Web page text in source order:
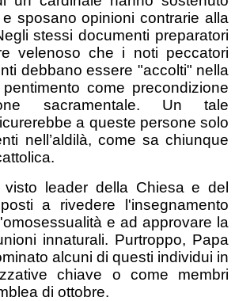
sposano opinioni contrarie alla
stessi documenti preparatori
velenoso che i noti peccatori
debbano essere "accolti" nella
come precondizione
sacramentale. Un tale
a queste persone solo
nell’aldilà, come sa chiunque
visto leader della Chiesa e del
a rivedere l'insegnamento
e ad approvare la
innaturali. Purtroppo, Papa
alcuni di questi individui in
chiave o come membri
di ottobre.